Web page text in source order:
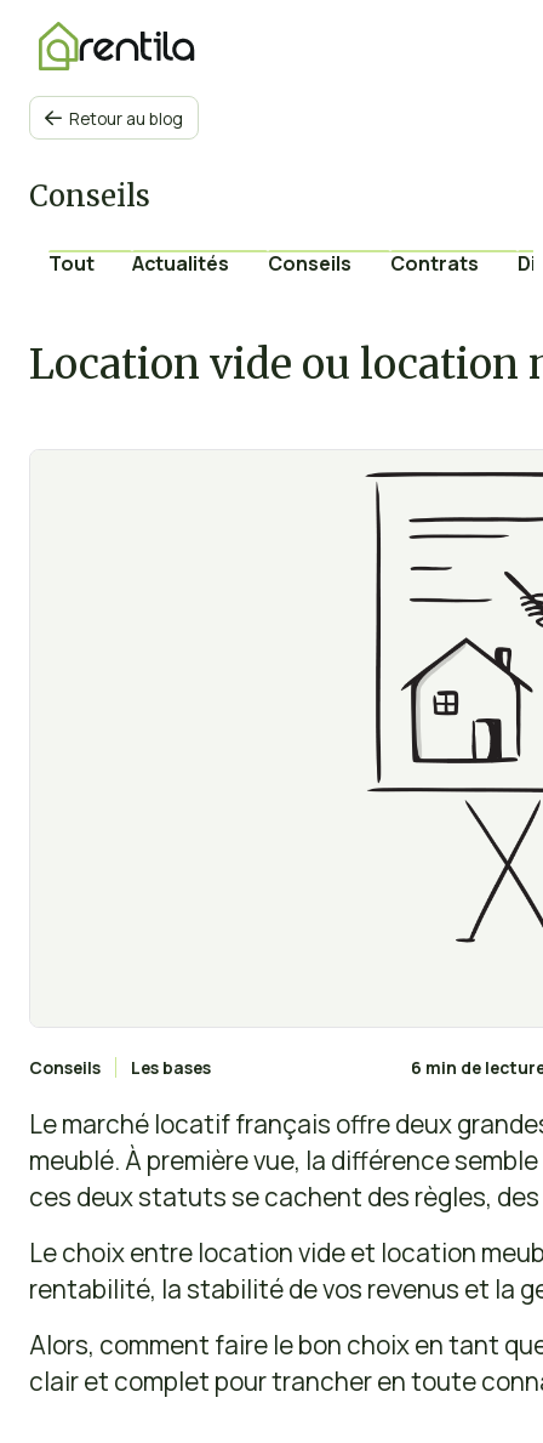
 Retour au blog
Conseils
Tout Actualités Conseils Contrats
Location vide ou location
Conseils Les bases 6 min de
Le marché locatif français offre deux
meublé. À première vue, la différence
ces deux statuts se cachent des règles,
Le choix entre location vide et location
rentabilité, la stabilité de vos revenus et la
Alors, comment faire le bon choix en tant
clair et complet pour trancher en toute